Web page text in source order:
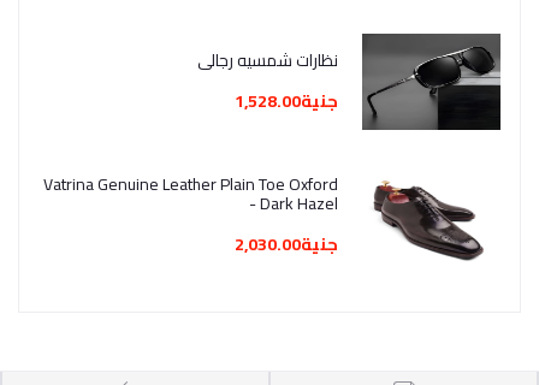
نظارات شمسيه رجالي
جنية1,528.00
Vatrina Genuine Leather Plain Toe Oxford
- Dark Hazel
جنية2,030.00